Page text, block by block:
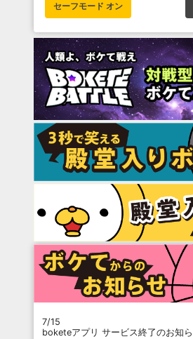
セーフモード オン
7/15
boketeアプリ サービス終了のお知